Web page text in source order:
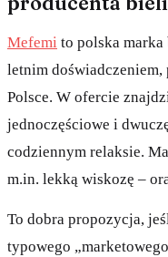
Mefemi to polska
letnim
Polsce. W ofercie
jednoczęściowe i
codziennym relaksie.
m.in. lekką wiskozę –
To dobra propozycja,
typowego